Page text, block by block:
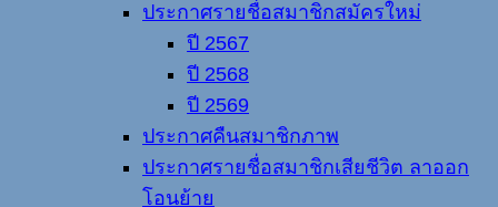
ประกาศรายชื่อสมาชิกสมัครใหม่
ปี 2567
ปี 2568
ปี 2569
ประกาศคืนสมาชิกภาพ
ประกาศรายชื่อสมาชิกเสียชีวิต ลาออก
โอนย้าย